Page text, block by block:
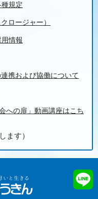
種規定
ロージャー）
用情報
携および協働について
への扉」動画講座はこち
ます）